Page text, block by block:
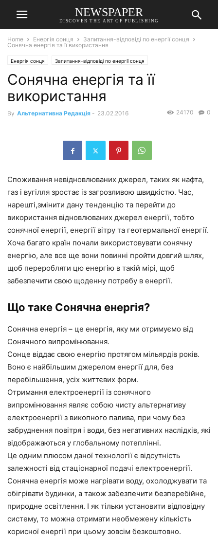
NEWSPAPER
DISCOVER THE ART OF PUBLISHING
Home Енергія сонця
Запитання-відповіді по енергії сонця
Сонячна енергія та її використання
Енергія сонця Запитання-відповіді по енергії сонця
Сонячна енергія та її
використання
By Альтернативна Редакція - 23.02.2016 0
24170
Споживання невідновлюваних джерел, таких як нафта,
газ і вугілля зростає із загрозливою швидкістю. Час,
нарешті,змінити дану тенденцію та перейти до
використання відновлюваних джерел енергії, тобто
сонячної енергії, енергії вітру та геотермальної енергії.
Хоча багато країн почали використовувати сонячну
енергію, але все ще вони повинні пройти довгий шлях,
щоб переробляти цю енергію в такій мірі, щоб
забезпечити свою щоденну потребу в енергії.
Що таке Сонячна енергія?
Сонячна енергія – це енергія, яку ми отримуємо від
Сонячного випромінювання.
Сонце віддає свою енергію протягом мільярдів років.
Воно є найбільшим джерелом енергії для, без
перебільшення, усіх життєвих форм.
Отримання електроенергії із сонячного
випромінювання являє собою чисту альтернативу
електроенергії з викопного палива, при чому без
забруднення повітря і води, без негативних наслідків, які
відображаються у глобальному потеплінні.
Це одним плюсом даної технології є відсутність
залежності від стаціонарної подачі електроенергії.
Сонячна енергія може нагрівати воду, охолоджувати та
обігрівати будинки, а також забезпечити безперебійне,
природне освітлення. І як тільки установити відповідну
систему, то можна отримати необмежену кількість
корисної енергії при цьому зовсім безкоштовно.